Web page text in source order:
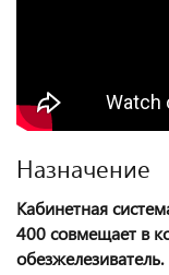
Назначение
Кабинетная
400 совмещает в
обезжелезиватель.